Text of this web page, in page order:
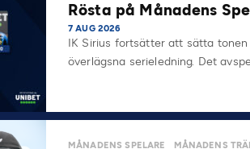
Rösta på Månadens
7 AUG 2026
IK Sirius fortsätter att sätta tonen
överlägsna serieledning. Det
MÅNADENS SPELARE MÅNADENS